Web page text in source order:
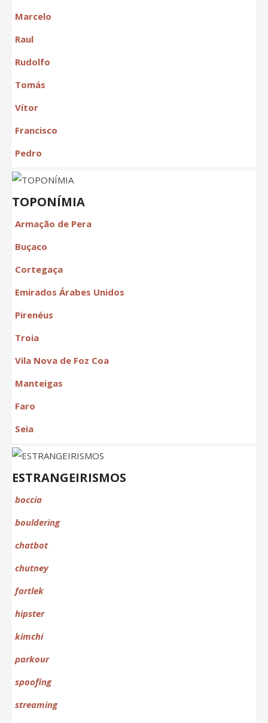
Marcelo
Raul
Rudolfo
Tomás
Vítor
Francisco
Pedro
TOPONÍMIA
Armação de Pera
Buçaco
Cortegaça
Emirados Árabes Unidos
Pirenéus
Troia
Vila Nova de Foz Coa
Manteigas
Faro
Seia
ESTRANGEIRISMOS
boccia
bouldering
chatbot
chutney
fartlek
hipster
kimchi
parkour
spoofing
streaming